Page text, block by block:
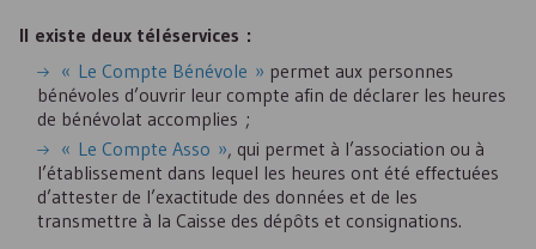
Il existe deux téléservices :
« Le Compte Bénévole » permet aux personnes
bénévoles d’ouvrir leur compte afin de déclarer les heures
de bénévolat accomplies ;
« Le Compte Asso », qui permet à l’association ou à
l’établissement dans lequel les heures ont été effectuées
d’attester de l’exactitude des données et de les
transmettre à la Caisse des dépôts et consignations.